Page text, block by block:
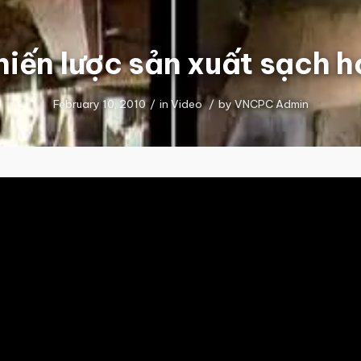
lược sản xuất sạch
February 10, 2010 / in Video / byVNCPC Admin